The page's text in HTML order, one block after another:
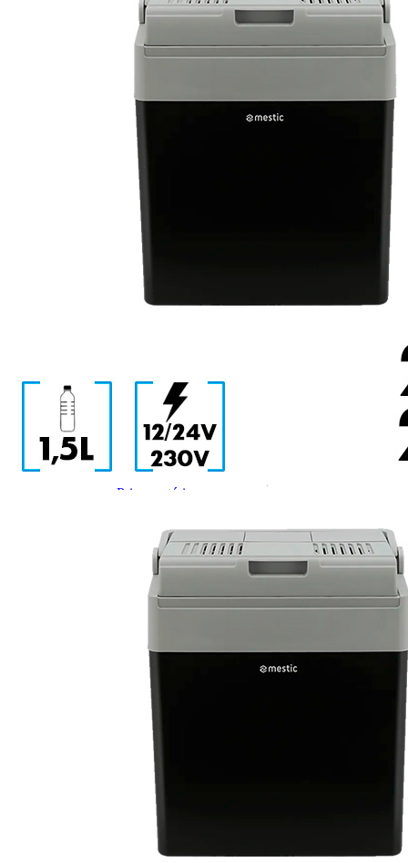
Accessoires panneaux solaires
Batteries
Batteries Lithium
Accessoires batteries
Chargeurs de batteries
Séparateurs de batteries
Gamme VICTRON ENERGY
Piles à combustible
Groupes Electrogènes
Convertisseurs 12V - 230V
Transformateurs 230V - 12V
ECLAIRAGES
Ampoules et tubes fluo
Ampoules à LEDS
Eclairages intérieur
Eclairages extérieur
Avec prise USB
Prises allume-cigare 12V
Prises intérieures 12V et 230V
Prises P17 et 230V
Prolongateurs et enrouleurs
Câbles électriques
Fusibles et cosses
Prises extérieures caravane
EQUIPEMENT CABINE & CELLULE
Embases pivotantes
Equipement pour la cabine
Stores de cabine REMIfront
Volets isolants extérieurs
Volets isolants intérieurs
SOLUTIONS de couchage
Pour la literie
Couchages lits tout fait
AMÉNAGEMENTS & RANGEMENTS
Isolation thermique et phonique
Tableau de bord
Tapis de cabine
Housses de sièges
Rideaux de porte et moustiquaires
Accessoires rideaux volets
Gamme d'accessoires pliables
Solutions Rangement PURVARIO
Accessoires rangement cellule
Ventes Flash
Reconditionnés
Nos Véhicules en concession
Concession & Véhicules
Nos véhicules Neufs
Nos véhicules Occasions
Le magasin